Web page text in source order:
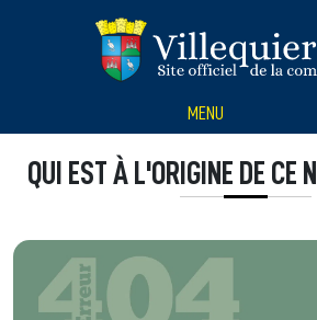
MENU
QUI EST À L'ORIGINE DE CE